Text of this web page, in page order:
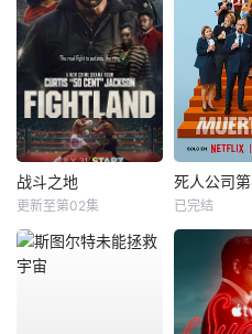
战斗之地
更新至第02集
死人公司
已完结